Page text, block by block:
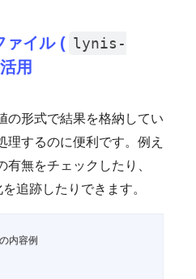
ァイル ( lynis-
用
の形式で結果を格納してい
理するのに便利です。例え
無をチェックしたり、
追跡したりできます。
内容例